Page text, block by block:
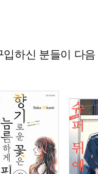
입하신 분들이 다